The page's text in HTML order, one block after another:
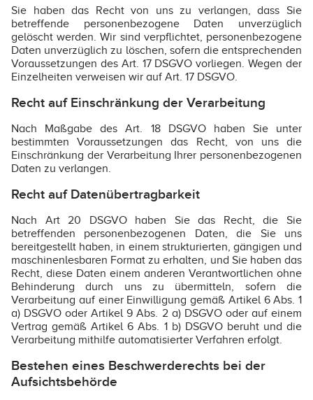
Sie haben das Recht von uns zu verlangen, dass Sie
betreffende personenbezogene Daten unverzüglich
gelöscht werden. Wir sind verpflichtet, personenbezogene
Daten unverzüglich zu löschen, sofern die entsprechenden
Voraussetzungen des Art. 17 DSGVO vorliegen. Wegen der
Einzelheiten verweisen wir auf Art. 17 DSGVO.
Recht auf Einschränkung der Verarbeitung
Nach Maßgabe des Art. 18 DSGVO haben Sie unter
bestimmten Voraussetzungen das Recht, von uns die
Einschränkung der Verarbeitung Ihrer personenbezogenen
Daten zu verlangen.
Recht auf Datenübertragbarkeit
Nach Art 20 DSGVO haben Sie das Recht, die Sie
betreffenden personenbezogenen Daten, die Sie uns
bereitgestellt haben, in einem strukturierten, gängigen und
maschinenlesbaren Format zu erhalten, und Sie haben das
Recht, diese Daten einem anderen Verantwortlichen ohne
Behinderung durch uns zu übermitteln, sofern die
Verarbeitung auf einer Einwilligung gemäß Artikel 6 Abs. 1
a) DSGVO oder Artikel 9 Abs. 2 a) DSGVO oder auf einem
Vertrag gemäß Artikel 6 Abs. 1 b) DSGVO beruht und die
Verarbeitung mithilfe automatisierter Verfahren erfolgt.
Bestehen eines Beschwerderechts bei der
Aufsichtsbehörde